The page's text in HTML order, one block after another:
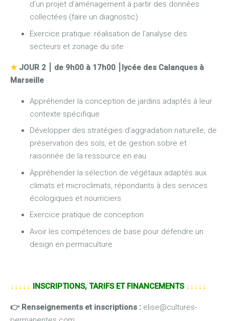
d’un projet d’aménagement à partir des données
collectées (faire un diagnostic)
Exercice pratique: réalisation de l’analyse des
secteurs et zonage du site
★ JOUR 2 ⎮ de 9h00 à 17h00 ⎮ lycée des Calanques à
Marseille
Appréhender la conception de jardins adaptés à leur
contexte spécifique
Développer des stratégies d’aggradation naturelle, de
préservation des sols, et de gestion sobre et
raisonnée de la ressource en eau
Appréhender la sélection de végétaux adaptés aux
climats et microclimats, répondants à des services
écologiques et nourriciers
Exercice pratique de conception
Avoir les compétences de base pour défendre un
design en permaculture
↓↓↓↓↓ INSCRIPTIONS, TARIFS ET FINANCEMENTS ↓↓↓↓↓
👉 Renseignements et inscriptions : elise@cultures-